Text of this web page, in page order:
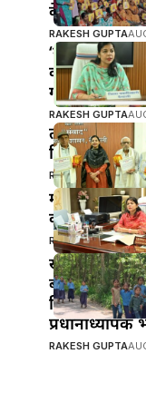
के प्रति किया
RAKESH GUPTA
‘नदियाँ क्यों
कार्यक्रम;
गई।
RAKESH GUPTA
तीन वरिष्ठ
सिंह ने किया
RAKESH GUPTA
महुआ के विद्युत
को आयोजित
RAKESH GUPTA
खानपुर प्रखंड
बड़ी
प्रधानाध्यापक
RAKESH GUPTA